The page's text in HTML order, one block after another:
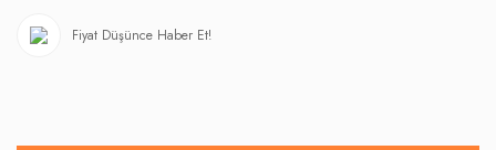
Fiyat Düşünce Haber Et!